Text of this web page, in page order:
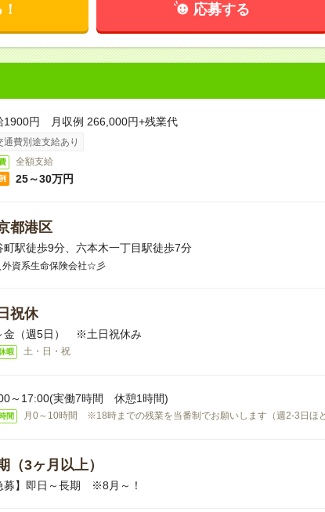
応募する
1900円 月収例 266,000円+残業代
通費別途支給あり
全額支給
25～30万円
都港区
町駅徒歩9分、六本木一丁目駅徒歩7分
外資系生命保険会社☆彡
祝休
金（週5日） ※土日祝休み
暇 土・日・祝
～17:00(実働7時間 休憩1時間)
間 月0～10時間 ※18時までの残業を当番制でお願いします（週2-3日ほど
（3ヶ月以上）
募】即日～長期 ※8月～！